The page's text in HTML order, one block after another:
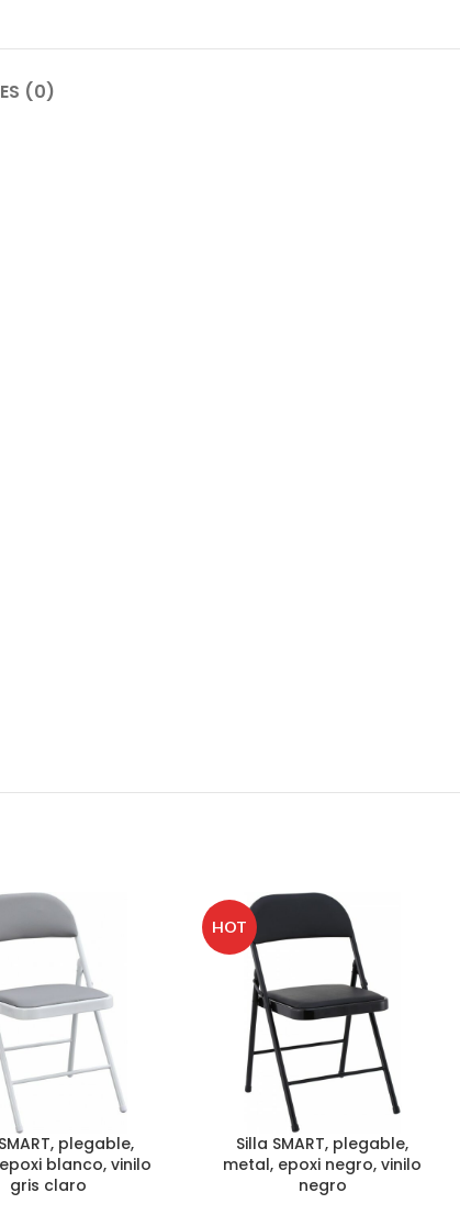
(0)
plegable,
blanco, vinilo
gris claro
HOT
Silla SMART, plegable,
metal, epoxi negro, vinilo
negro